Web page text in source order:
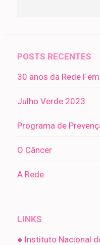
POSTS RECENTES
30 anos da Rede
Julho Verde 2023
Programa de
O Câncer
A Rede
LINKS
● Instituto Nacional